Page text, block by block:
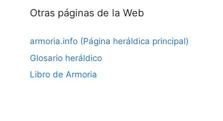
Otras páginas de la Web
armoria.info (Página heráldica principal)
Glosario heráldico
Libro de Armoria